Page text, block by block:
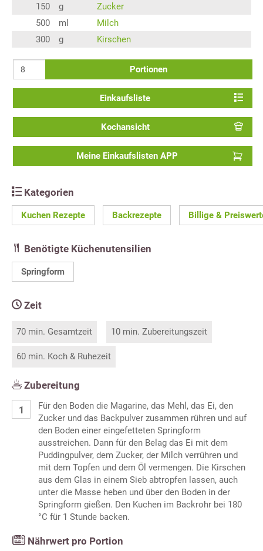
150
g
Zucker
500
ml
Milch
300
g Kirschen
Portionen
Einkaufsliste
Kochansicht
Meine Einkaufslisten APP
Kategorien
Kuchen Rezepte Backrezepte Billige &
Benötigte Küchenutensilien
Springform
Zeit
70 min. Gesamtzeit 10 min. Zubereitungszeit
60 min. Koch & Ruhezeit
Zubereitung
Für den Boden die Magarine, das Mehl, das Ei, den
Zucker und das Backpulver zusammen rühren und auf
den Boden einer eingefetteten Springform
ausstreichen. Dann für den Belag das Ei mit dem
Puddingpulver, dem Zucker, der Milch verrühren und
mit dem Topfen und dem Öl vermengen. Die Kirschen
aus dem Glas in einem Sieb abtropfen lassen, auch
unter die Masse heben und über den Boden in der
Springform gießen. Den Kuchen im Backrohr bei 180
°C für 1 Stunde backen.
Nährwert pro Portion